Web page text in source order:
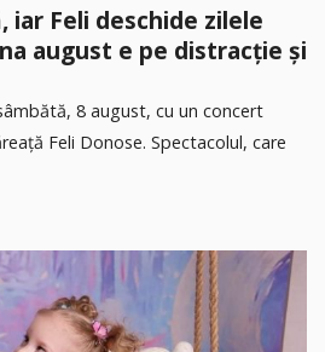
iar Feli deschide zilele
august e pe distracție și
8 august, cu un concert
Feli Donose. Spectacolul, care